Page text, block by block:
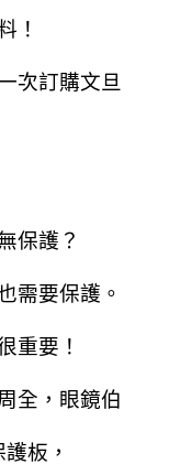
！
次訂購文旦
保護？
需要保護。
重要！
全，眼鏡伯
板，